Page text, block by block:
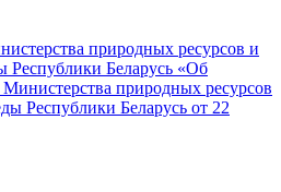
природных ресурсов и
Беларусь «Об
природных ресурсов
Республики Беларусь от 22